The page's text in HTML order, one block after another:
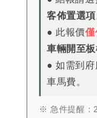
客佈置選項
● 此報價僅
車輛開至
● 如需到
車馬費。
※ 急件提醒：